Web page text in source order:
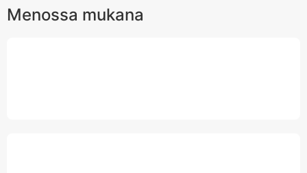
Menossa mukana